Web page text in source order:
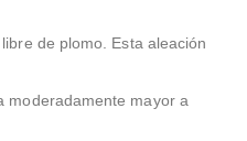
de plomo. Esta aleación
moderadamente mayor a